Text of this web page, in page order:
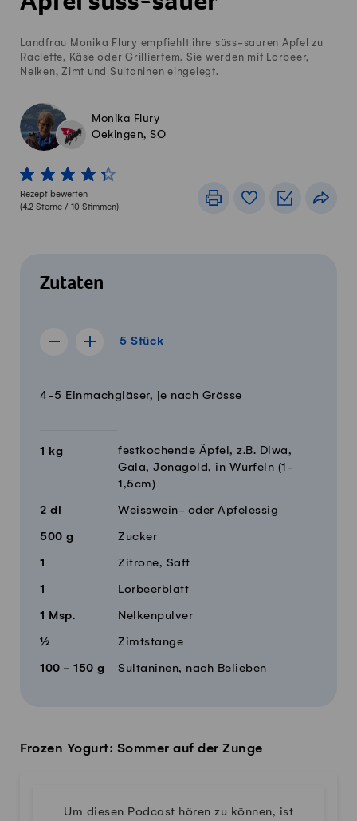
Landfrau Monika Flury empfiehlt ihre süss-sauren Äpfel zu
Raclette, Käse oder Grilliertem. Sie werden mit Lorbeer,
Nelken, Zimt und Sultaninen eingelegt.
Monika Flury
Oekingen, SO
1 von 5 Sterne
2 von 5 Sterne
3 von 5 Sterne
4 von 5 Sterne
5 von 5 Sterne
Rezept bewerten
(4.2 Sterne / 10 Stimmen)
DruckenRezeptbuch
Zutaten
Rezept für 4 Stück anzeigen
Rezept für 6 Stück anzeigen
5 Stück
MengeZutaten
4-5 Einmachgläser, je nach Grösse
1 kg
festkochende Äpfel, z.B. Diwa,
Gala, Jonagold, in Würfeln (1-
1,5cm)
2 dl Weisswein- oder Apfelessig
500 g Zucker
1 Zitrone, Saft
1 Lorbeerblatt
1 Msp. Nelkenpulver
½ Zimtstange
100 - 150 g Sultaninen, nach Belieben
Frozen Yogurt: Sommer auf der Zunge
Um diesen Podcast hören zu können, ist